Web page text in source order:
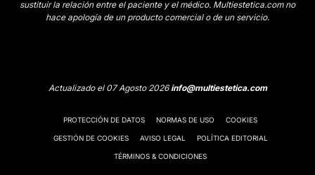
sustituir la relación entre el paciente y el médico. Multiestetica.com no
hace apología de un producto comercial o de un servicio.
Actualizado el 07 Agosto 2026info@multiestetica.com
PROTECCIÓN DE DATOS NORMAS DE USO COOKIES
GESTIÓN DE COOKIES AVISO LEGAL POLÍTICA EDITORIAL
TÉRMINOS & CONDICIONES